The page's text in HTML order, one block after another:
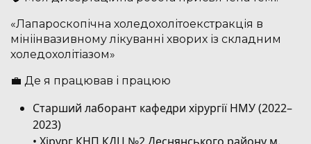
«Лапароскопічна холедохолітоекстракція в
мініінвазивному лікуванні хворих із складним
холедохолітіазом»
💼 Де я працював і працюю
Старший лаборант кафедри хірургії НМУ (2022–
2023)
• Хірург КНП КДЦ №2 Деснянського району м.